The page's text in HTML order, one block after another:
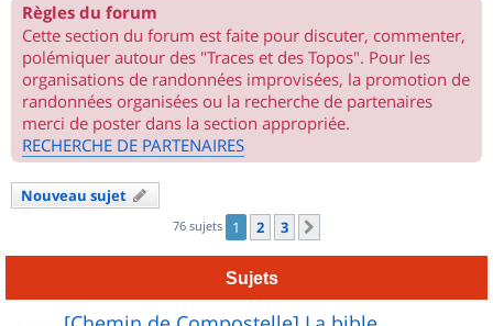
Règles du forum
Cette section du forum est faite pour discuter, commenter,
polémiquer autour des "Traces et des Topos". Pour les
organisations de randonnées improvisées, la promotion de
randonnées organisées ou la recherche de partenaires
merci de poster dans la section appropriée.
RECHERCHE DE PARTENAIRES
Nouveau sujet
76 sujets 1 2 3
Sujets